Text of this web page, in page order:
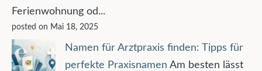
Ferienwohnung od...
posted on Mai 18, 2025
Namen für Arztpraxis finden: Tipps für
perfekte Praxisnamen Am besten lässt